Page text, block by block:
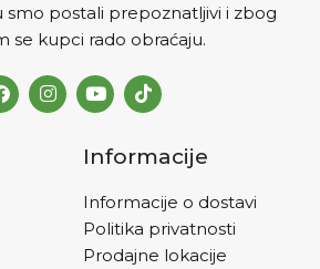
smo postali prepoznatljivi i zbog
se kupci rado obraćaju.
Informacije
Informacije o dostavi
Politika privatnosti
Prodajne lokacije